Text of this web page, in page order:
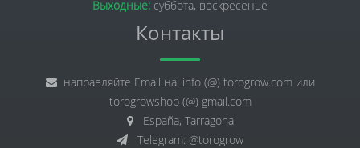
Выходные: суббота, воскресенье
Контакты
направляйте Email на: info (@) torogrow.com или
torogrowshop (@) gmail.com
España, Tarragona
Telegram: @torogrow